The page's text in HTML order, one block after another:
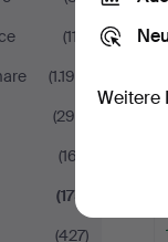
(117)
(1.194)
(298)
(167)
(175)
(427)
Weitere